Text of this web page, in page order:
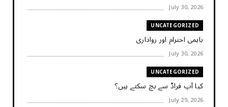
July 30, 2026
UNCATEGORIZED
باہمی احترام اور رواداری
July 30, 2026
UNCATEGORIZED
کیا آپ فراڈ سے بچ سکتے ہیں؟
July 29, 2026